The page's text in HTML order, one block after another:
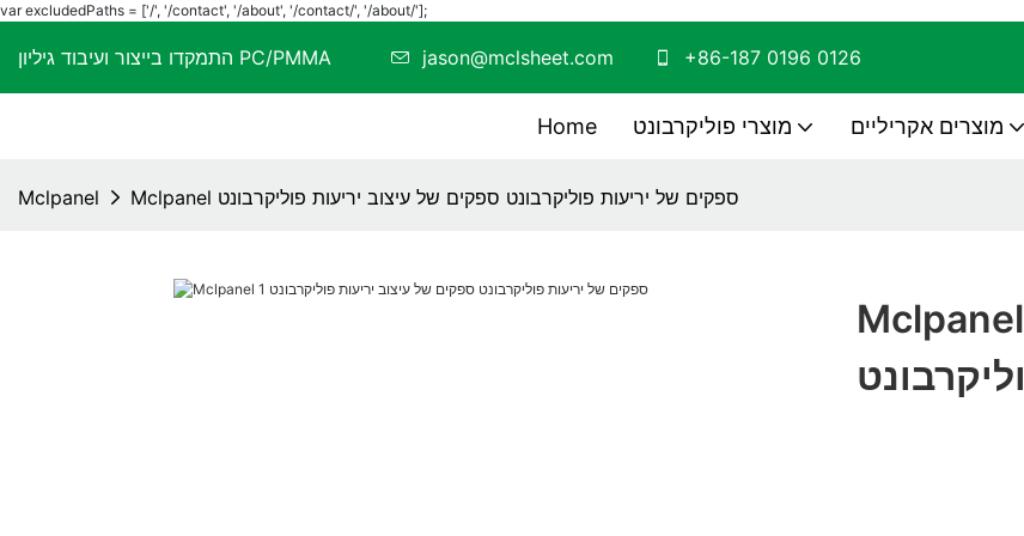
var excludedPaths = ['/', '/contact', '/about', '/contact/', '/about/'];
התמקדו בייצור ועיבוד גיליון PC/PMMA jason@mclsheet.com +86-187 0196 0126
Home מוצרי פוליקרבונט מוצרים אקריליים
Mclpanel Mclpanel ספקים של יריעות פוליקרבונט ספקים של עיצוב יריעות פוליקרבונט
Mclpanel ספקים של יריעות פוליקרבונט